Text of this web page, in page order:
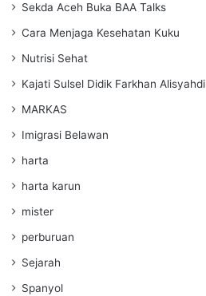
Sekda Aceh Buka BAA Talks
Cara Menjaga Kesehatan Kuku
Nutrisi Sehat
Kajati Sulsel Didik Farkhan Alisyahdi
MARKAS
Imigrasi Belawan
harta
harta karun
mister
perburuan
Sejarah
Spanyol